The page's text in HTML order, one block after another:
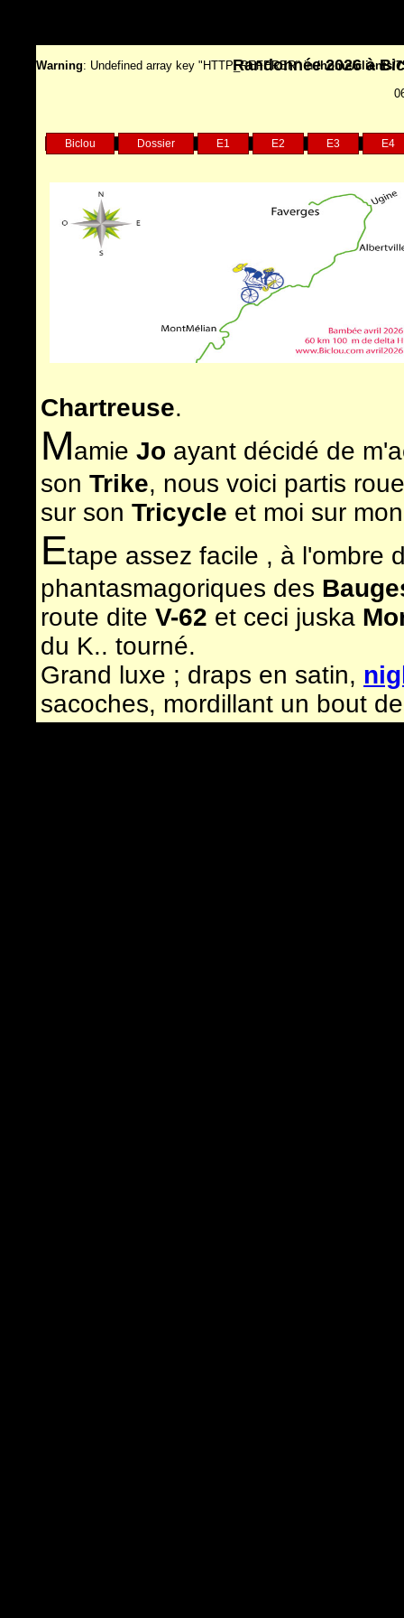
Warning: Undefined array key "HTTP_REFERER" in/home/clients/
Biclou Dossier E1 E2 E3 E4
Randonnée 2026 à
Chartreuse.
Mamie Jo ayant décidé de
son Trike, nous voici partis
sur son Tricycle et moi sur
Etape assez facile , à l'ombre
phantasmagoriques des
route dite V-62 et ceci juska
du K.. tourné.
Grand luxe ; draps en satin,
sacoches, mordillant un bout